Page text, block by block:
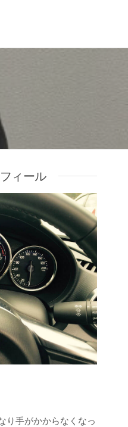
ィール
り手がかからなくなっ